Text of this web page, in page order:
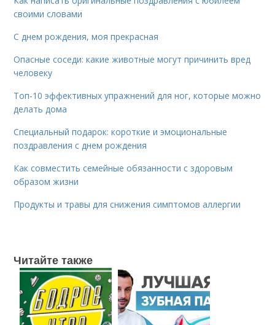
своими словами
С днем рождения, моя прекрасная
Опасные соседи: какие животные могут причинить вред
человеку
Топ-10 эффективных упражнений для ног, которые можно
делать дома
Специальный подарок: короткие и эмоциональные
поздравления с днем рождения
Как совместить семейные обязанности с здоровым
образом жизни
Продукты и травы для снижения симптомов аллергии
Читайте также